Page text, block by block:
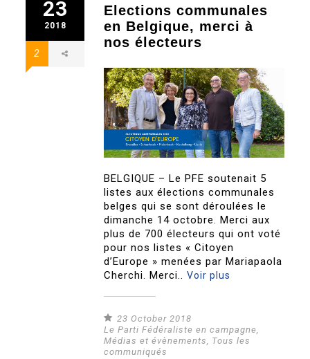
23
2018
2
Elections communales
en Belgique, merci à
nos électeurs
BELGIQUE – Le PFE soutenait 5
listes aux élections communales
belges qui se sont déroulées le
dimanche 14 octobre. Merci aux
plus de 700 électeurs qui ont voté
pour nos listes « Citoyen
d’Europe » menées par Mariapaola
Cherchi. Merci..Voir plus
23 October 2018
Le Parti Fédéraliste en campagne,
Médias et évènements, Tous les
communiqués